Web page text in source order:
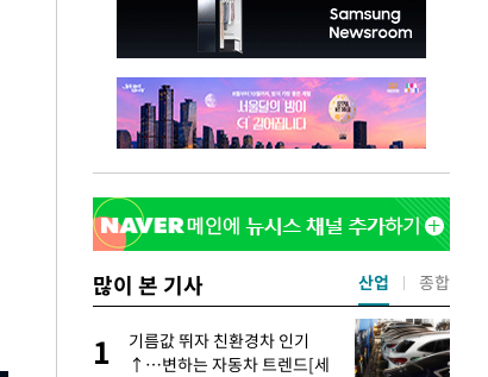
많이 본 기사
1
기름값 뛰자 친환경차 인기
↑…변하는 자동차 트렌드[세
산업 종합